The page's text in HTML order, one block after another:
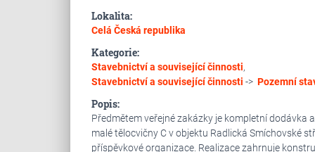
Lokalita:
Celá Česká republika
Kategorie:
Stavebnictví a související činnosti,
Stavebnictví a související činnosti -> Pozemní
Popis:
Předmětem veřejné zakázky je kompletní
malé tělocvičny C v objektu Radlická Smíchovské
příspěvkové organizace. Realizace zahrnuje